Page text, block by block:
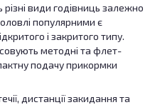
види годівниць залежно
популярними є
і закритого типу.
методні та флет-
подачу прикормки
дистанції закидання та